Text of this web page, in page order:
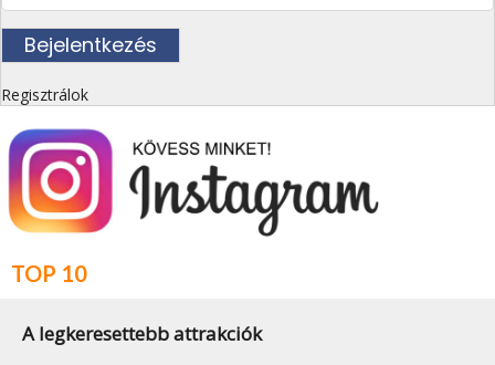
Regisztrálok
TOP 10
A legkeresettebb attrakciók